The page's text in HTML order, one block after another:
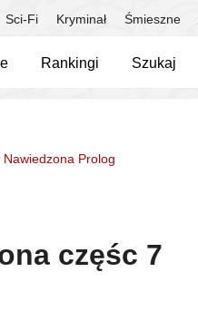
Sci-Fi Kryminał Śmieszne
Rankingi Szukaj
Nawiedzona Prolog
częśc 7